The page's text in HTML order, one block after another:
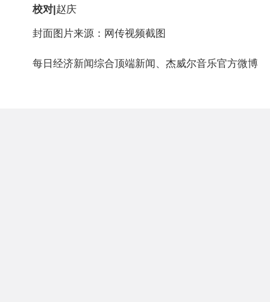
校对|赵庆
封面图片来源：网传视频截图
每日经济新闻综合顶端新闻、杰威尔音乐官方微博